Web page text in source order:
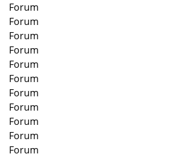
Forum
Forum
Forum
Forum
Forum
Forum
Forum
Forum
Forum
Forum
Forum